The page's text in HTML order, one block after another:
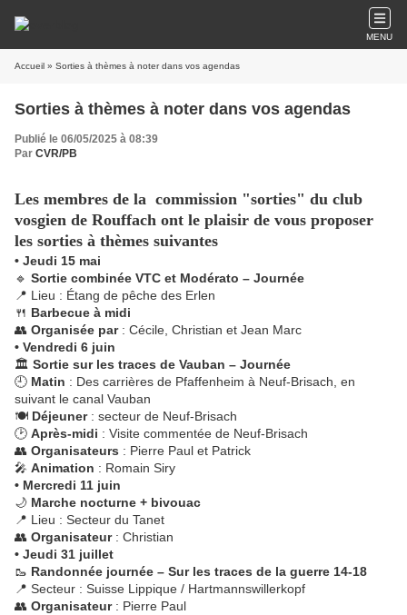
MENU
Accueil » Sorties à thèmes à noter dans vos agendas
Sorties à thèmes à noter dans vos agendas
Publié le 06/05/2025 à 08:39
Par CVR/PB
Les membres de la commission "sorties" du club
vosgien de Rouffach ont le plaisir de vous proposer
les sorties à thèmes suivantes
• Jeudi 15 mai
🔹 Sortie combinée VTC et Modérato – Journée
📍 Lieu : Étang de pêche des Erlen
🍴 Barbecue à midi
👥 Organisée par: Cécile, Christian et Jean Marc
• Vendredi 6 juin
🏛️ Sortie sur les traces de Vauban – Journée
🕘 Matin : Des carrières de Pfaffenheim à Neuf-Brisach, en
suivant le canal Vauban
🍽️ Déjeuner: secteur de Neuf-Brisach
🕑 Après-midi : Visite commentée de Neuf-Brisach
👥 Organisateurs : Pierre Paul et Patrick
🎤 Animation : Romain Siry
• Mercredi 11 juin
🌙 Marche nocturne + bivouac
📍 Lieu : Secteur du Tanet
👥 Organisateur: Christian
• Jeudi 31 juillet
🥾 Randonnée journée – Sur les traces de la guerre 14-18
📍 Secteur : Suisse Lippique / Hartmannswillerkopf
👥 Organisateur: Pierre Paul